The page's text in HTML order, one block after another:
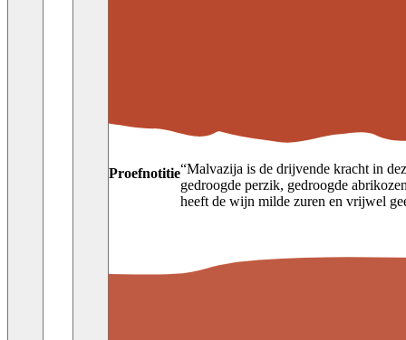
Proefnotitie“Malvazija is de drijvende kracht in
gedroogde perzik, gedroogde
heeft de wijn milde zuren en vrijwel